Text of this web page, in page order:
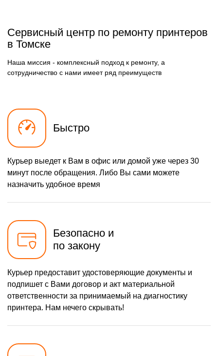
Сервисный центр по ремонту принтеров
в Томске
Наша миссия - комплексный подход к ремонту, а
сотрудничество с нами имеет ряд преимуществ
Быстро
Курьер выедет к Вам в офис или домой уже через 30
минут после обращения. Либо Вы сами можете
назначить удобное время
Безопасно и
по закону
Курьер предоставит удостоверяющие документы и
подпишет с Вами договор и акт материальной
ответственности за принимаемый на диагностику
принтера. Нам нечего скрывать!